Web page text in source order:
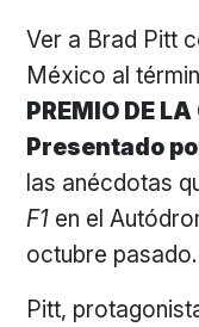
Ver a Brad Pitt
México al
PREMIO DE
Presentado
las anécdotas
F1 en el
octubre pasado.
Pitt,